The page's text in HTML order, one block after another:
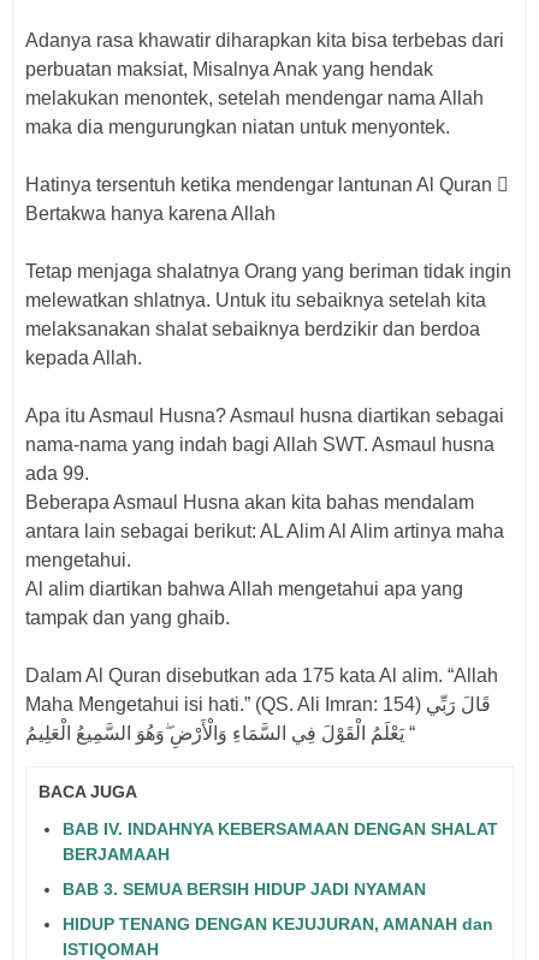
Adanya rasa khawatir diharapkan kita bisa terbebas dari
perbuatan maksiat, Misalnya Anak yang hendak
melakukan menontek, setelah mendengar nama Allah
maka dia mengurungkan niatan untuk menyontek.
Hatinya tersentuh ketika mendengar lantunan Al Quran 
Bertakwa hanya karena Allah
Tetap menjaga shalatnya Orang yang beriman tidak ingin
melewatkan shlatnya. Untuk itu sebaiknya setelah kita
melaksanakan shalat sebaiknya berdzikir dan berdoa
kepada Allah.
Apa itu Asmaul Husna? Asmaul husna diartikan sebagai
nama-nama yang indah bagi Allah SWT. Asmaul husna
ada 99.
Beberapa Asmaul Husna akan kita bahas mendalam
antara lain sebagai berikut: AL Alim Al Alim artinya maha
mengetahui.
Al alim diartikan bahwa Allah mengetahui apa yang
tampak dan yang ghaib.
Dalam Al Quran disebutkan ada 175 kata Al alim. “Allah
Maha Mengetahui isi hati.” (QS. Ali Imran: 154) قَالَ رَبِّي
يَعْلَمُ الْقَوْلَ فِي السَّمَاءِ وَالْأَرْضِ ۖوَهُوَ السَّمِيعُ الْعَلِيمُ “
BACA JUGA
BAB IV. INDAHNYA KEBERSAMAAN DENGAN SHALAT
BERJAMAAH
BAB 3. SEMUA BERSIH HIDUP JADI NYAMAN
HIDUP TENANG DENGAN KEJUJURAN, AMANAH dan
ISTIQOMAH